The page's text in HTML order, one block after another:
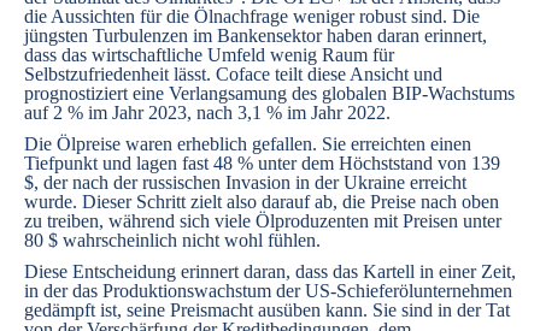
die Aussichten für die Ölnachfrage weniger robust sind. Die
jüngsten Turbulenzen im Bankensektor haben daran erinnert,
dass das wirtschaftliche Umfeld wenig Raum für
Selbstzufriedenheit lässt. Coface teilt diese Ansicht und
prognostiziert eine Verlangsamung des globalen BIP-Wachstums
auf 2 % im Jahr 2023, nach 3,1 % im Jahr 2022.
Die Ölpreise waren erheblich gefallen. Sie erreichten einen
Tiefpunkt und lagen fast 48 % unter dem Höchststand von 139
$, der nach der russischen Invasion in der Ukraine erreicht
wurde. Dieser Schritt zielt also darauf ab, die Preise nach oben
zu treiben, während sich viele Ölproduzenten mit Preisen unter
80 $ wahrscheinlich nicht wohl fühlen.
Diese Entscheidung erinnert daran, dass das Kartell in einer Zeit,
in der das Produktionswachstum der US-Schieferölunternehmen
gedämpft ist, seine Preismacht ausüben kann. Sie sind in der Tat